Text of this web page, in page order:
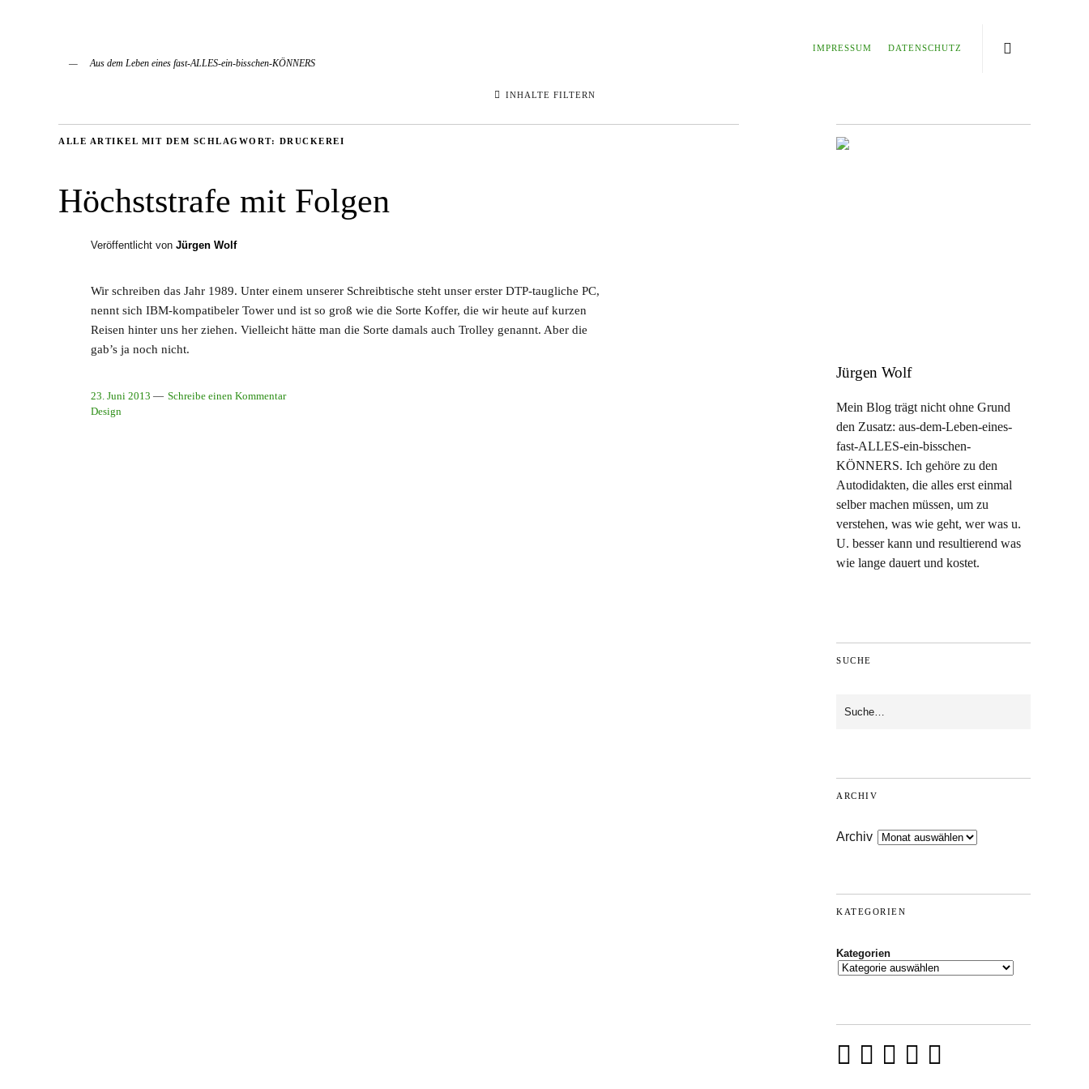
IMPRESSUM DATENSCHUTZ
Aus dem Leben eines fast-ALLES-ein-bisschen-KÖNNERS
INHALTE FILTERN
ALLE ARTIKEL MIT DEM SCHLAGWORT: DRUCKEREI
Höchststrafe mit Folgen
Veröffentlicht von Jürgen Wolf
Wir schreiben das Jahr 1989. Unter einem unserer Schreibtische steht unser erster DTP-taugliche PC,
nennt sich IBM-kompatibeler Tower und ist so groß wie die Sorte Koffer, die wir heute auf kurzen
Reisen hinter uns her ziehen. Vielleicht hätte man die Sorte damals auch Trolley genannt. Aber die
gab’s ja noch nicht.
23. Juni 2013
Schreibe einen Kommentar
Design
Jürgen Wolf
Mein Blog trägt nicht ohne Grund
den Zusatz: aus-dem-Leben-eines-
fast-ALLES-ein-bisschen-
KÖNNERS. Ich gehöre zu den
Autodidakten, die alles erst einmal
selber machen müssen, um zu
verstehen, was wie geht, wer was u.
U. besser kann und resultierend was
wie lange dauert und kostet.
SUCHE
ARCHIV
Archiv
KATEGORIEN
Kategorien